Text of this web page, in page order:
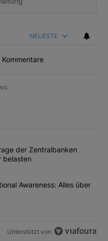
NEUESTE
meisten kommentierten
tiefe Nachfrage der
der Zentralbanken
belasten
Calls bei Situational
Awareness: Alles über
Unterstützt von